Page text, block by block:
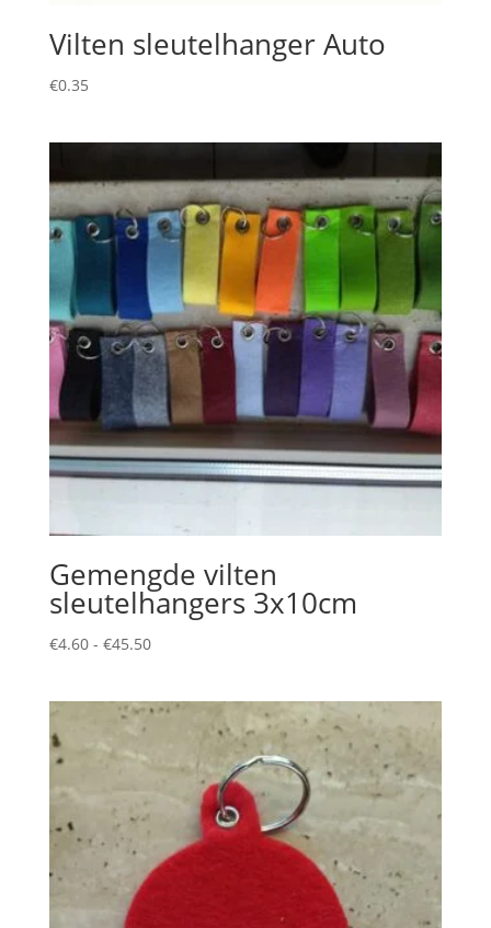
Vilten sleutelhanger Auto
€0.35
Gemengde vilten
sleutelhangers 3x10cm
€4.60 - €45.50Prijsklasse:
€45.50